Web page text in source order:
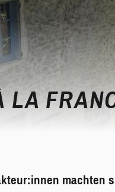
LA
machten